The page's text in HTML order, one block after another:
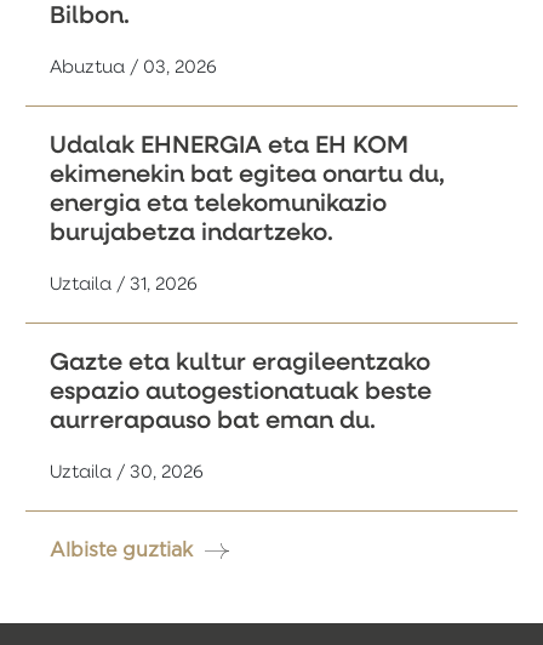
Bilbon.
Abuztua / 03, 2026
Udalak EHNERGIA eta EH KOM
ekimenekin bat egitea onartu du,
energia eta telekomunikazio
burujabetza indartzeko.
Uztaila / 31, 2026
Gazte eta kultur eragileentzako
espazio autogestionatuak beste
aurrerapauso bat eman du.
Uztaila / 30, 2026
Albiste guztiak